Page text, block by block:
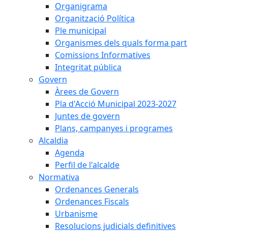
Organigrama
Organització Política
Ple municipal
Organismes dels quals forma part
Comissions Informatives
Integritat pública
Govern
Àrees de Govern
Pla d'Acció Municipal 2023-2027
Juntes de govern
Plans, campanyes i programes
Alcaldia
Agenda
Perfil de l'alcalde
Normativa
Ordenances Generals
Ordenances Fiscals
Urbanisme
Resolucions judicials definitives